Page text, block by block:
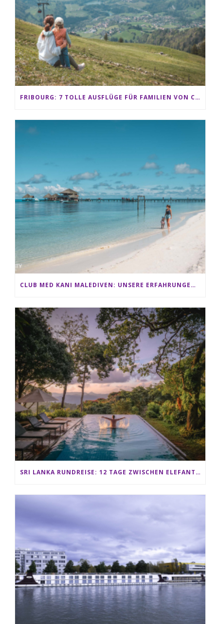
FRIBOURG: 7 TOLLE AUSFLÜGE FÜR FAMILIEN VON CHARMEY BIS LES PACCOTS
CLUB MED KANI MALEDIVEN: UNSERE ERFAHRUNGEN IM ALL-INCLUSIVE PARADIES
SRI LANKA RUNDREISE: 12 TAGE ZWISCHEN ELEFANTEN, TEEPLANTAGEN & STRAND ALS FAMILIE